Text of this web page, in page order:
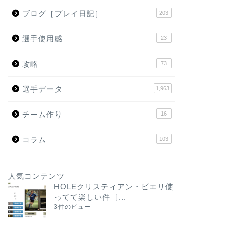
ブログ［プレイ日記］ 203
選手使用感 23
攻略 73
選手データ 1,963
チーム作り 16
コラム 103
人気コンテンツ
HOLEクリスティアン・ビエリ使
ってて楽しい件［...
3件のビュー